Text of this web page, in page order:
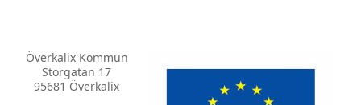
Överkalix Kommun
Storgatan 17
95681 Överkalix